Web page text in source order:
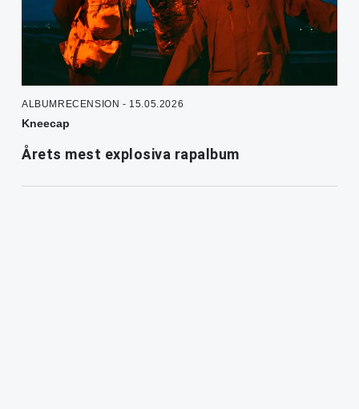
ALBUMRECENSION - 15.05.2026
Kneecap
Årets mest explosiva rapalbum